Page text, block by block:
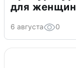
для
6 августа 0